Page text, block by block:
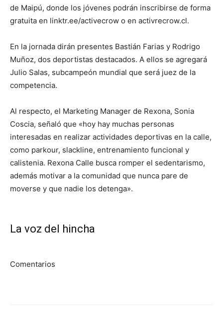
de Maipú, donde los jóvenes podrán inscribirse de forma
gratuita en linktr.ee/activecrow o en activrecrow.cl.
En la jornada dirán presentes Bastián Farias y Rodrigo
Muñoz, dos deportistas destacados. A ellos se agregará
Julio Salas, subcampeón mundial que será juez de la
competencia.
Al respecto, el Marketing Manager de Rexona, Sonia
Coscia, señaló que «hoy hay muchas personas
interesadas en realizar actividades deportivas en la calle,
como parkour, slackline, entrenamiento funcional y
calistenia. Rexona Calle busca romper el sedentarismo,
además motivar a la comunidad que nunca pare de
moverse y que nadie los detenga».
La voz del hincha
Comentarios